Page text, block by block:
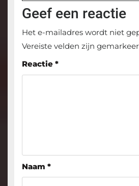
Geef een reactie
Het e-mailadres wordt niet
Vereiste velden zijn
Reactie *
Naam *